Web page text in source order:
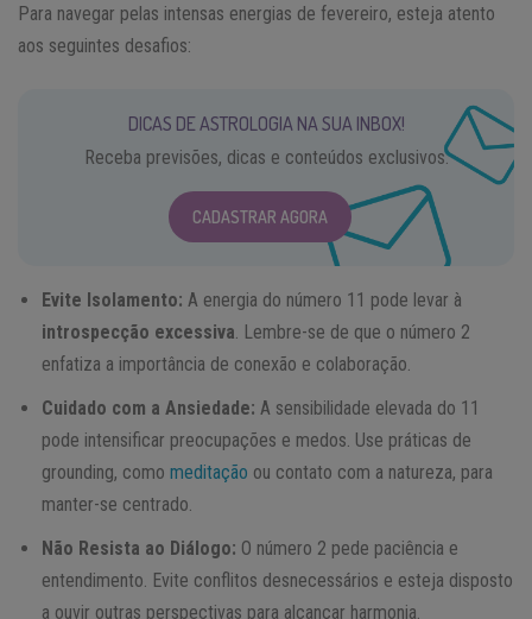
Para navegar pelas intensas energias de fevereiro, esteja atento
aos seguintes desafios:
DICAS DE ASTROLOGIA NA SUA INBOX!
Receba previsões, dicas e conteúdos exclusivos.
CADASTRAR AGORA
Evite Isolamento: A energia do número 11 pode levar à
introspecção excessiva . Lembre-se de que o número 2
enfatiza a importância de conexão e colaboração.
Cuidado com a Ansiedade: A sensibilidade elevada do 11
pode intensificar preocupações e medos. Use práticas de
grounding, como meditação ou contato com a natureza, para
manter-se centrado.
Não Resista ao Diálogo: O número 2 pede paciência e
entendimento. Evite conflitos desnecessários e esteja disposto
a ouvir outras perspectivas para alcançar harmonia.